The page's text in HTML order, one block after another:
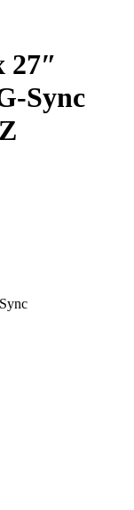
27″
Sync